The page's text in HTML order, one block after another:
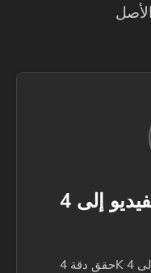
ترقية دقة الفيديو إلى 4K فائقة
حقق دقة 4K في ثوانٍ. محرك ترقية الدقة إلى 4K